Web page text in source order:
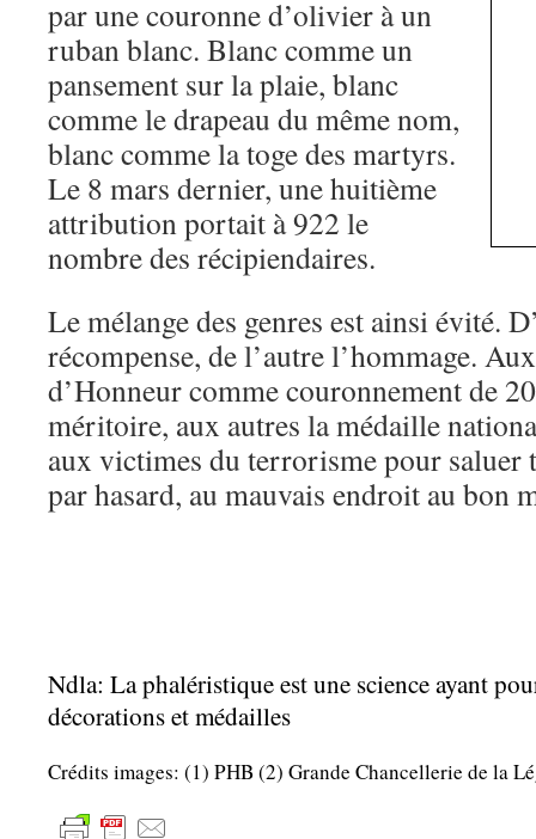
par une couronne d’olivier à un
ruban blanc. Blanc comme un
pansement sur la plaie, blanc
comme le drapeau du même nom,
blanc comme la toge des martyrs.
Le 8 mars dernier, une huitième
attribution portait à 922 le
nombre des récipiendaires.
Le mélange des genres est ainsi évité.
récompense, de l’autre l’hommage.
d’Honneur comme couronnement de
méritoire, aux autres la médaille
aux victimes du terrorisme pour saluer
par hasard, au mauvais endroit au bon
Ndla: La phaléristique est une science ayant
décorations et médailles
Crédits images: (1) PHB (2) Grande Chancellerie de la